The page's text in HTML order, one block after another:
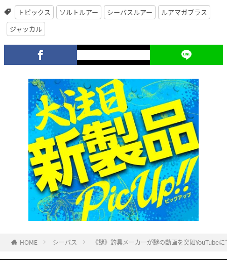
トピックス ソルトルアー シーバスルアー
ルアマガプラス
ジャッカル
HOME シーバス 《謎》釣具メーカーが謎の動画を突如YouTube